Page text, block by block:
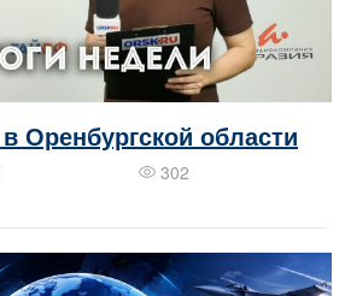
Оренбургской области
302